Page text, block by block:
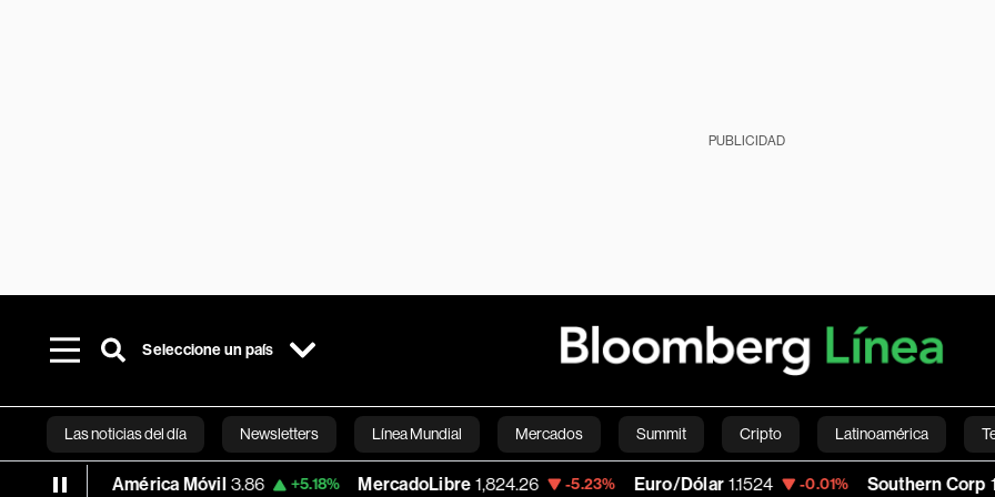
PUBLICIDAD
Seleccione un país
Las noticias del día Newsletters Línea Mundial Mercados Summit Cripto Latinoamérica
Bloomberg Green Economía Estilo de vida Mundo Videos
América Móvil 3.86 +5.18% MercadoLibre 1,824.26 -5.23% Euro/Dólar 1.1524 -0.01% Southern Corp 193.03 -